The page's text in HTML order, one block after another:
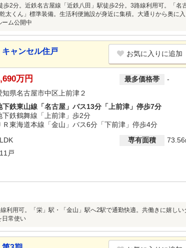
歩2分。近鉄名古屋線「近鉄八田」駅徒歩2分。3路線利用可。「名
太くん」標準装備。生活利便施設が身近に集積。大通りから奥に
ーム公開中
ャンセル住戸 お気に入りに追加
万円 最多価格帯
-
知県名古屋市中区上前津２
下鉄東山線「名古屋」バス13分「上前津」停歩7分
下鉄鶴舞線「上前津」歩2分
Ｒ東海道本線「金山」バス6分「下前津」停歩4分
専有面積
戸
利用可。「栄」駅・「金山」駅へ2駅で通勤快適。共働きに嬉し
日常使い